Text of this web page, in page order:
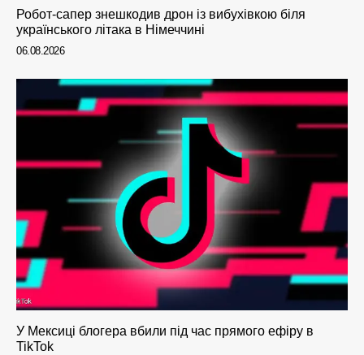
Робот-сапер знешкодив дрон із вибухівкою біля
українського літака в Німеччині
06.08.2026
У Мексиці блогера вбили під час прямого ефіру в
TikTok